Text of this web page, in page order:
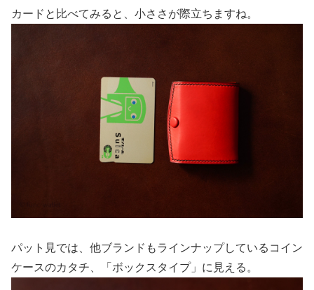
カードと比べてみると、小ささが際立ちますね。
パット見では、他ブランドもラインナップしているコイン
ケースのカタチ、「ボックスタイプ」に見える。